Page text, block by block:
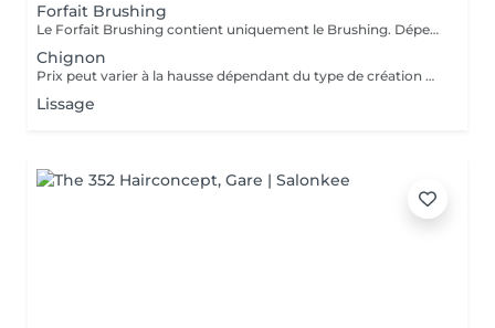
Forfait Brushing
Le Forfait Brushing contient uniquement le Brushing. Dépendant de la longueur des cheveux, le prix peut varier. En cas de questions veuillez appeler au +352 27 70 21 25.
Chignon
Prix peut varier à la hausse dépendant du type de création finalement réalisée.
Lissage